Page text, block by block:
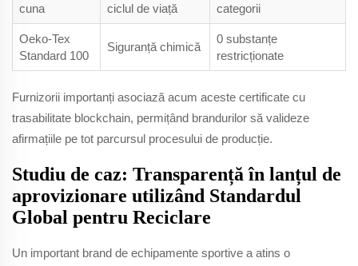
cuna
ciclul de viață
categorii
Oeko-Tex
Standard 100
Siguranță chimică
0 substanțe
restricționate
Furnizorii importanți asociază acum aceste certificate cu
trasabilitate blockchain, permițând brandurilor să valideze
afirmațiile pe tot parcursul procesului de producție.
Studiu de caz: Transparență în lanțul de
aprovizionare utilizând Standardul
Global pentru Reciclare
Un important brand de echipamente sportive a atins o